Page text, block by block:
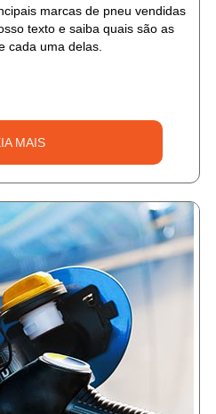
marcas de pneu vendidas
texto e saiba quais são as
cada uma delas.
MAIS